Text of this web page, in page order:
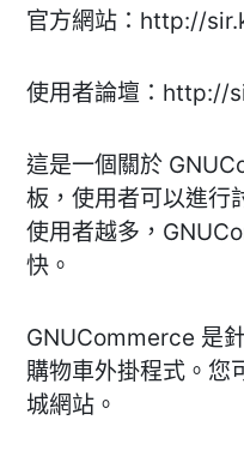
官方網站：http://
使用者論壇：http://
這是一個關於
板，使用者可以進行
使用者越多，
快。
GNUCommerce 是
購物車外掛程式。您
城網站。